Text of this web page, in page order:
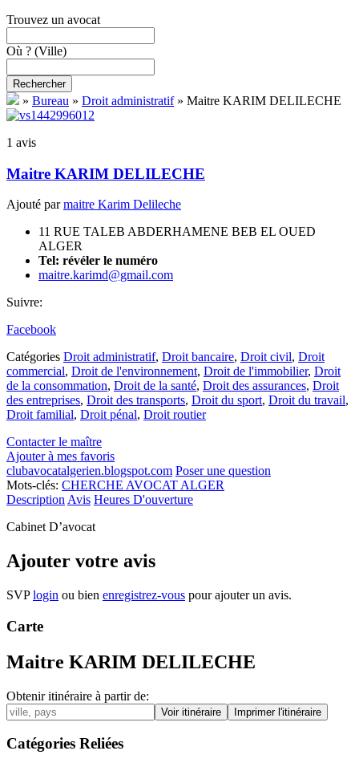
Trouvez un avocat
Où ? (Ville)
Rechercher
» Bureau » Droit administratif » Maitre KARIM DELILECHE
1 avis
Maitre KARIM DELILECHE
Ajouté parmaitre Karim Delileche
11 RUE TALEB ABDERHAMENE BEB EL OUED
ALGER
Tel: révéler le numéro
maitre.karimd@gmail.com
Suivre:
Facebook
Catégories Droit administratif, Droit bancaire, Droit civil, Droit
commercial, Droit de l'environnement, Droit de l'immobilier, Droit
de la consommation, Droit de la santé, Droit des assurances, Droit
des entreprises, Droit des transports, Droit du sport, Droit du travail,
Droit familial, Droit pénal, Droit routier
Contacter le maître
Ajouter à mes favoris
clubavocatalgerien.blogspot.com Poser une question
Mots-clés: CHERCHE AVOCAT ALGER
Description Avis Heures D'ouverture
Cabinet D’avocat
Ajouter votre avis
SVPlogin ou bien enregistrez-vous pour ajouter un avis.
Carte
Maitre KARIM DELILECHE
Obtenir itinéraire à partir de:
Catégories Reliées